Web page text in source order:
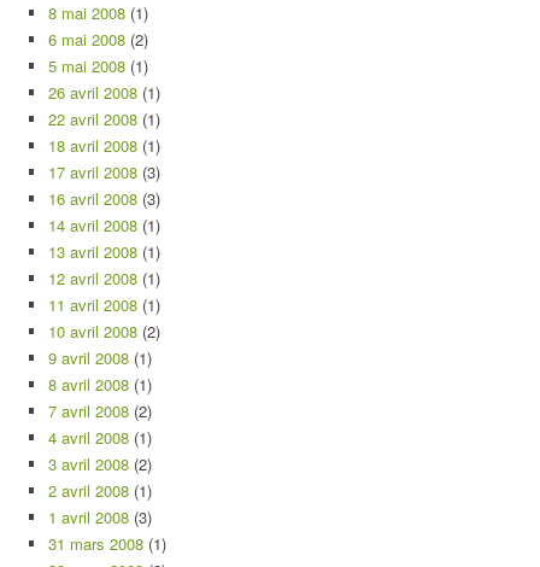
8 mai 2008 (1)
6 mai 2008 (2)
5 mai 2008 (1)
26 avril 2008 (1)
22 avril 2008 (1)
18 avril 2008 (1)
17 avril 2008 (3)
16 avril 2008 (3)
14 avril 2008 (1)
13 avril 2008 (1)
12 avril 2008 (1)
11 avril 2008 (1)
10 avril 2008 (2)
9 avril 2008 (1)
8 avril 2008 (1)
7 avril 2008 (2)
4 avril 2008 (1)
3 avril 2008 (2)
2 avril 2008 (1)
1 avril 2008 (3)
31 mars 2008 (1)